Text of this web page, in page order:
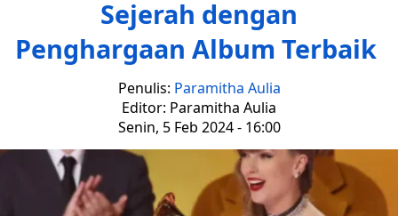
Sejerah dengan
Penghargaan Album Terbaik
Penulis: Paramitha Aulia
Editor: Paramitha Aulia
Senin, 5 Feb 2024 - 16:00